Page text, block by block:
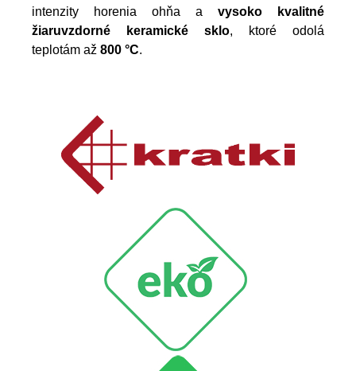
intenzity horenia ohňa a vysoko kvalitné
žiaruvzdorné keramické sklo, ktoré odolá
teplotám až 800 °C.